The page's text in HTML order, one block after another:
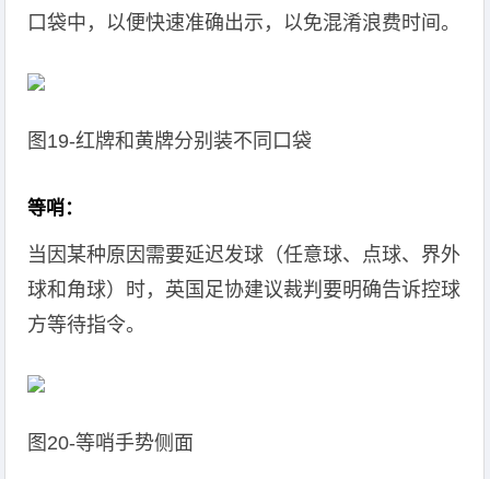
口袋中，以便快速准确出示，以免混淆浪费时间。
图19-红牌和黄牌分别装不同口袋
等哨：
当因某种原因需要延迟发球（任意球、点球、界外
球和角球）时，英国足协建议裁判要明确告诉控球
方等待指令。
图20-等哨手势侧面